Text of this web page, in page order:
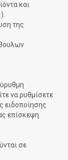
και
της
να ρυθμίσετε
ειδοποίησης
επίσκεψη.
σε